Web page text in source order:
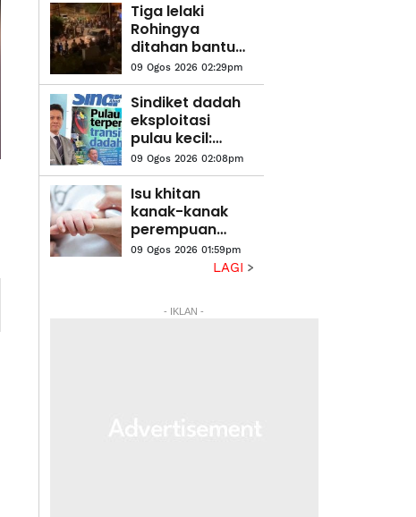
​Tiga lelaki
Rohingya
ditahan bantu
siasatan
jenayah seksual
libatkan
mangsa OKU
09 Ogos 2026 02:29pm
Sindiket dadah
eksploitasi
pulau kecil:
Pakar
kriminologi
cadang 3
tindakan segera
09 Ogos 2026 02:08pm
Isu khitan
kanak-kanak
perempuan
cetus
perdebatan
warganet
09 Ogos 2026 01:59pm
LAGI
- IKLAN -